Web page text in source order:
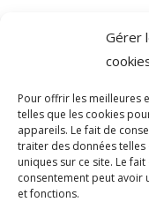
Gérer
Pour offrir les meilleures
telles que les cookies
appareils. Le fait de
traiter des données
uniques sur ce site. Le
consentement peut avoir
et fonctions.
RÉSEAUX